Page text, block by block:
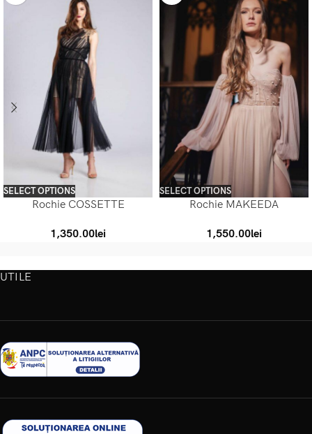
SELECT OPTIONS
Rochie COSSETTE
1,350.00lei
SELECT OPTIONS
Rochie MAKEEDA
1,550.00lei
UTILE